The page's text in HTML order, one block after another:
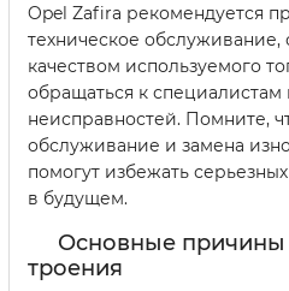
Opel Zafira рекомендуется
техническое обслуживание,
качеством используемого
обращаться к
неисправностей. Помните,
обслуживание и замена
помогут избежать
в будущем.
Основные причины
троения